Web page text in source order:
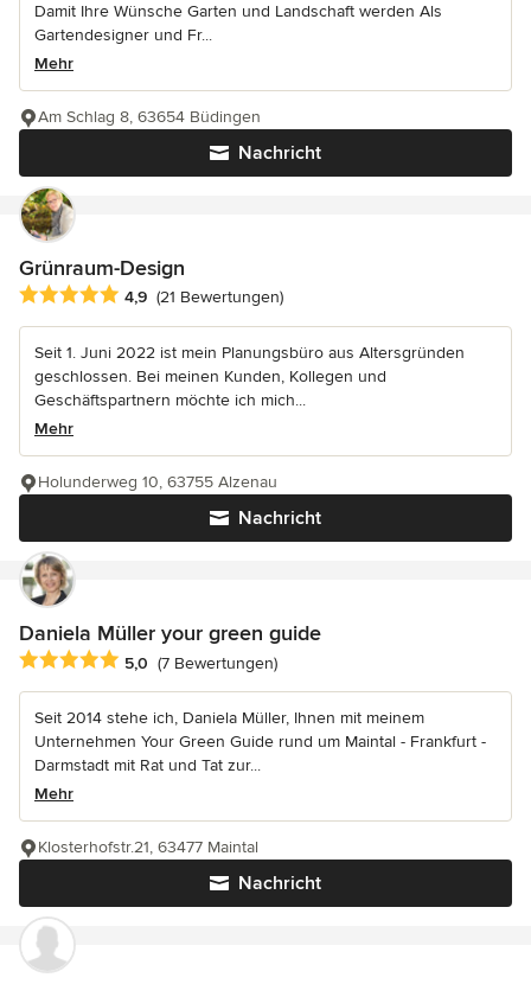
Damit Ihre Wünsche Garten und Landschaft werden Als
Gartendesigner und Fr...
Mehr
Nachricht
Am Schlag 8, 63654 Büdingen
Grünraum-Design
Durchschnittliche Bewertung: 4.9 von 5 Sternen
4,9 (21 Bewertungen)
Seit 1. Juni 2022 ist mein Planungsbüro aus Altersgründen
geschlossen. Bei meinen Kunden, Kollegen und
Geschäftspartnern möchte ich mich...
Mehr
Nachricht
Holunderweg 10, 63755 Alzenau
Daniela Müller your green guide
Durchschnittliche Bewertung: 5 von 5 Sternen
5,0 (7 Bewertungen)
Seit 2014 stehe ich, Daniela Müller, Ihnen mit meinem
Unternehmen Your Green Guide rund um Maintal - Frankfurt -
Darmstadt mit Rat und Tat zur...
Mehr
Nachricht
Klosterhofstr.21, 63477 Maintal